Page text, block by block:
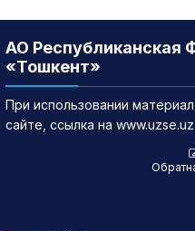
АО Республиканская
«Тошкент»
При использовании
сайте, ссылка на